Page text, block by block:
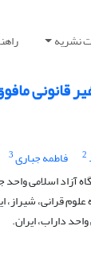
نشریه
قانونی
2 فاطمه جباری3
اسلامی
قرانی، شیراز،
داراب، ایران.